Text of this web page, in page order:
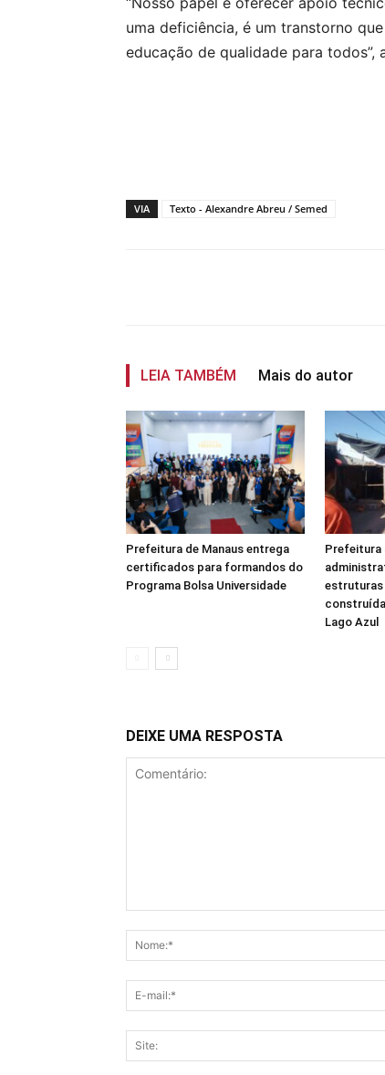
uma deficiência, é um transtorno
educação de qualidade para todos”,
VIA Texto - Alexandre Abreu / Semed
LEIA TAMBÉM Mais do autor
Prefeitura de Manaus entrega
certificados para formandos do
Programa Bolsa Universidade
Prefeitura
estruturas
Lago Azul
DEIXE UMA RESPOSTA